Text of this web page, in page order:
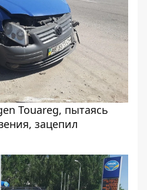
Touareg, пытаясь
зацепил